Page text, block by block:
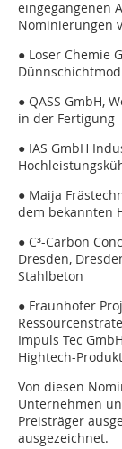
eingegangenen
Nominierungen
● Loser Chemie
● QASS GmbH,
in der Fertigung
● IAS GmbH
● Maija
dem bekannten
● C³-Carbon
Dresden,
Stahlbeton
● Fraunhofer
Impuls Tec
Hightech-
Von diesen
Unternehmen
Preisträger
ausgezeichnet.